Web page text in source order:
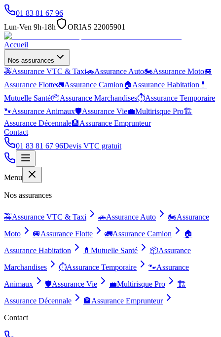
01 83 81 67 96
Lun-Ven 9h-18h
ORIAS 22005901
Accueil
Nos assurances
🚕Assurance VTC & Taxi🚗Assurance Auto🏍️Assurance Moto🚐
Assurance Flotte🚛Assurance Camion🏠Assurance Habitation 💊
Mutuelle Santé📦Assurance Marchandises⏱️Assurance Temporaire
🐾Assurance Animaux🛡️Assurance Vie💼Multirisque Pro🏗️
Assurance Décennale🏦Assurance Emprunteur
Contact
01 83 81 67 96Devis VTC gratuit
Menu
Nos assurances
🚕Assurance VTC & Taxi 🚗Assurance Auto 🏍️Assurance
Moto
🚐Assurance Flotte 🚛Assurance Camion
🏠
Assurance Habitation
💊 Mutuelle Santé 📦Assurance
Marchandises
⏱️Assurance Temporaire 🐾Assurance
Animaux
🛡️Assurance Vie 💼Multirisque Pro
🏗️
Assurance Décennale
🏦Assurance Emprunteur
Contact